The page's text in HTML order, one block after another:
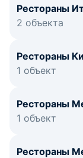
Рестораны
2 объекта
Рестораны
1 объект
Рестораны
1 объект
Рестораны